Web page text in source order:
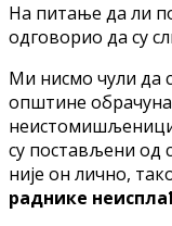
На питање да ли
одговорио да су
Ми нисмо чули да
општине
су постављени од
није он лично,
раднике